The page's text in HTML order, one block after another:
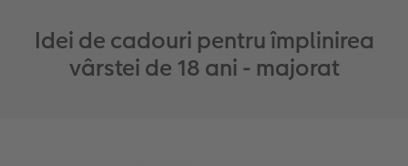
Idei de cadouri pentru împlinirea
vârstei de 18 ani - majorat